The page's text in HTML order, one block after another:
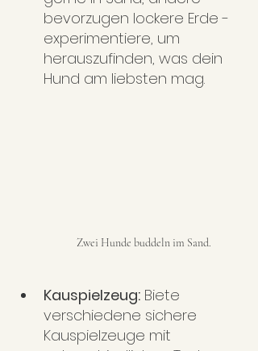
bevorzugen lockere Erde -
experimentiere, um
herauszufinden, was dein
Hund am liebsten mag.
Zwei Hunde buddeln im Sand.
Kauspielzeug: Biete
verschiedene sichere
Kauspielzeuge mit